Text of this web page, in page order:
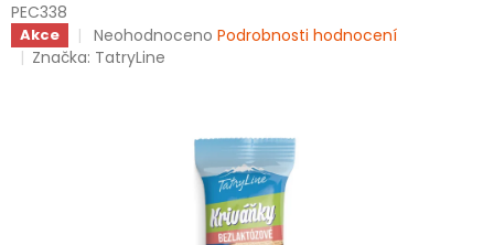
PEC338
Akce
Průměrné
hodnocení
Neohodnoceno Podrobnosti hodnocení
Značka: TatryLine